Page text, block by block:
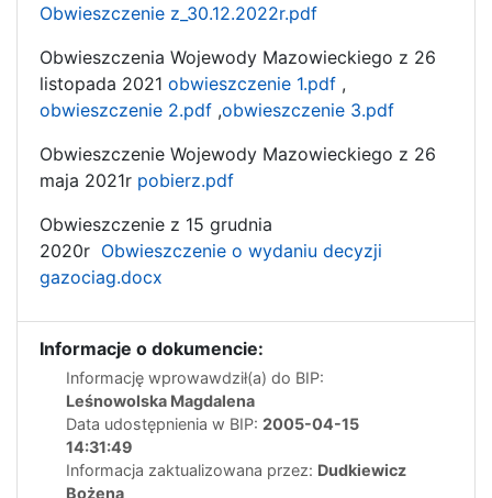
Obwieszczenie z_30.12.2022r.pdf
Obwieszczenia Wojewody Mazowieckiego z 26
listopada 2021 obwieszczenie 1.pdf ,
obwieszczenie 2.pdf ,obwieszczenie 3.pdf
Obwieszczenie Wojewody Mazowieckiego z 26
maja 2021r pobierz.pdf
Obwieszczenie z 15 grudnia
2020r Obwieszczenie o wydaniu decyzji
gazociag.docx
Informacje o dokumencie:
Informację wprowawdził(a) do BIP:
Leśnowolska Magdalena
Data udostępnienia w BIP: 2005-04-15
14:31:49
Informacja zaktualizowana przez: Dudkiewicz
Bożena